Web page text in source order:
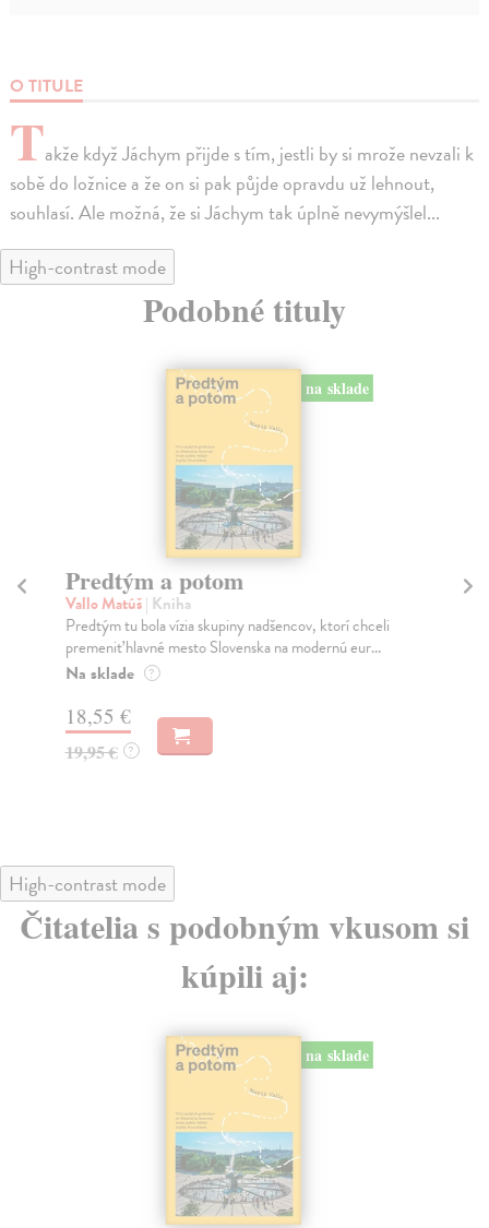
O TITULE
Takže když Jáchym přijde s tím, jestli by si mrože nevzali k
sobě do ložnice a že on si pak půjde opravdu už lehnout,
souhlasí. Ale možná, že si Jáchym tak úplně nevymýšlel...
High-contrast mode
Podobné tituly
na sklade
Predtým a potom
Vallo Matúš| Kniha
Predtým tu bola vízia skupiny nadšencov, ktorí chceli
premeniť hlavné mesto Slovenska na modernú eur...
Na sklade ?
18,55 €
19,95 € ?
High-contrast mode
Čitatelia s podobným vkusom si
kúpili aj: